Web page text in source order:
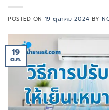
POSTED ON 19 ตุลาคม 2024 BY
19
ต.ค.